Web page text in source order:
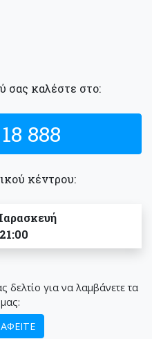
σας καλέστε στο:
888
κέντρου:
δελτίο για να λαμβάνετε τα